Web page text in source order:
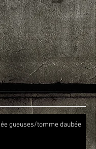
gueuses/tomme daubée